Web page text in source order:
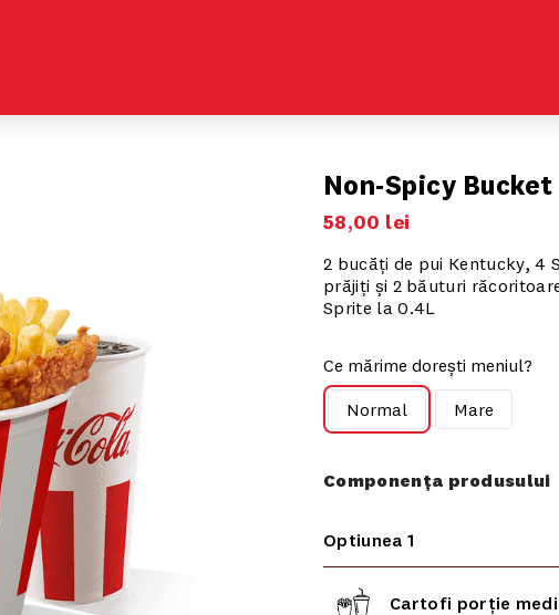
Non-Spicy Bucket
58,00 lei
2 bucăți de pui Kentucky, 4
prăjiți și 2 băuturi
Sprite la 0.4L
Ce mărime dorești meniul?
Normal
Mare
Componența produsului
Optiunea 1
Cartofi porție